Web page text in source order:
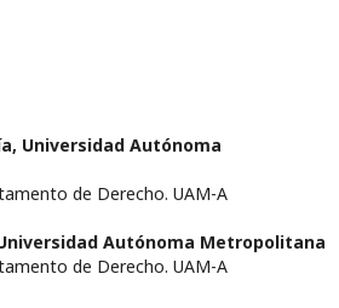
Universidad Autónoma
de Derecho. UAM-A
Autónoma Metropolitana
de Derecho. UAM-A